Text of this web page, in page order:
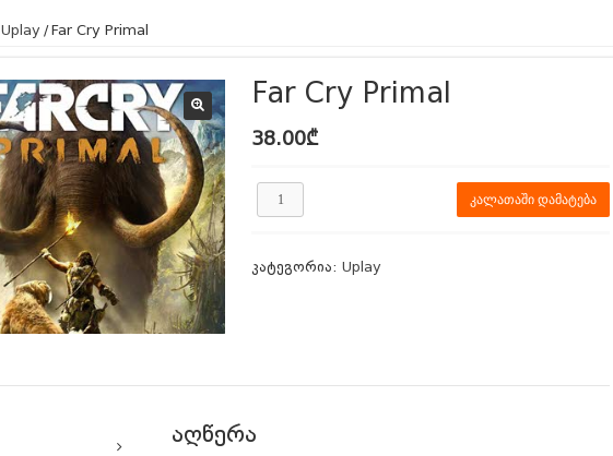
ვებგვერდის რეორგანიზაცია – GAMESHOP.GE
გეიმინგ ინდუსტრიის ლეგენდა Vince Zampella გარდაიცვალა | 12/212025
Battlefield 6 Battle Royale – ინსტრუქცია
Battlefield 6 Early Access Codes Drop – აგვისტო 8 და 9 რიცხვის
რას უნდა ველოდოთ Battlefield 6-სგან? | Leaks, Trailer & Surprise Locations!
რას უნდა ველოდოთ ILL-ისგან?
რას უნდა ველოდოთ RESIDENT EVIL 9: REQUIEM-სგან?
რევოლუცია სტრატეგიაში? Manor Lords – განხილვა ქართულად – Review
Uplay / Far Cry Primal
Far Cry Primal
38.00₾
კალათაში დამატება
კატეგორია: Uplay
აღწერა